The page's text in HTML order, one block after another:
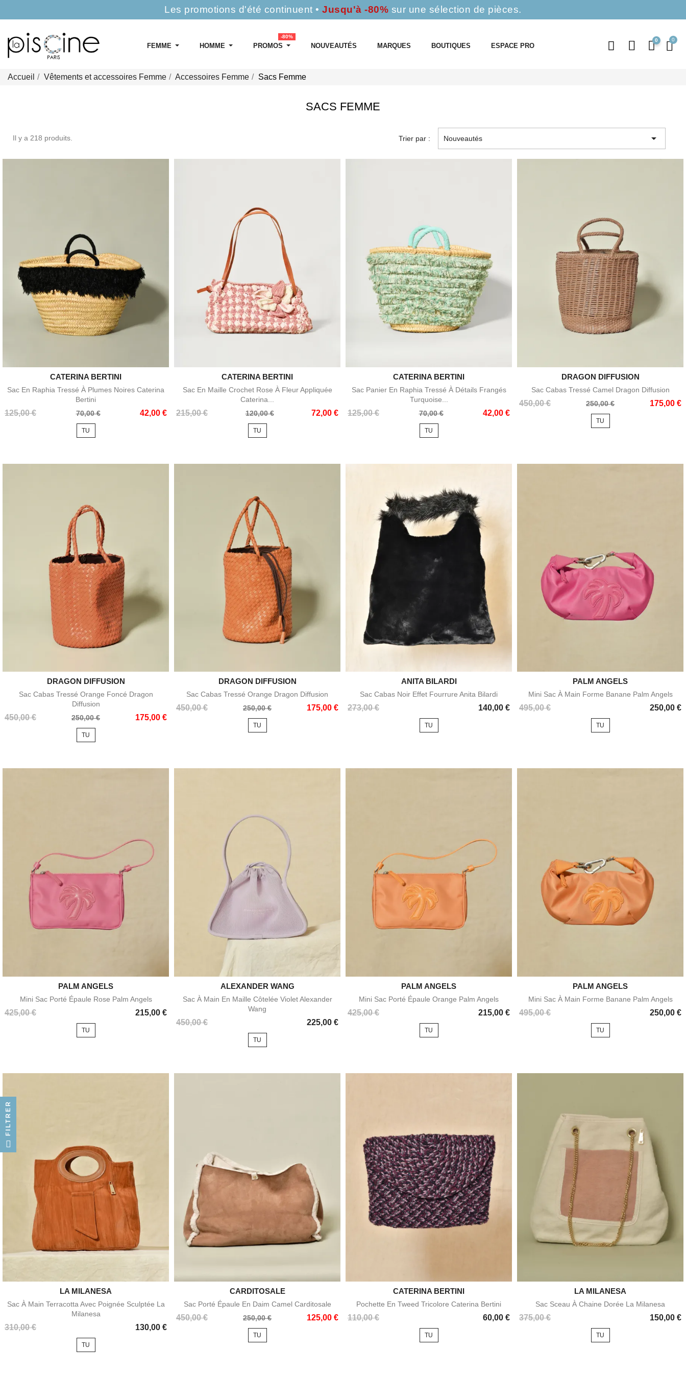
Les promotions d'été continuent •Jusqu'à -80% sur une sélection de pièces.
FEMME HOMME PROMOS
-80%
NOUVEAUTÉS MARQUES BOUTIQUES ESPACE PRO
0
Accueil Vêtements et accessoires Femme Accessoires Femme Sacs Femme
SACS FEMME
Il y a 218 produits. Trier par : Nouveautés 
Aperçu rapide
CATERINA BERTINI
Sac En Raphia Tressé À Plumes Noires Caterina
Bertini
125,00 €
Prix
70,00 € 42,00 €
Prix
TU
Aperçu rapide
CATERINA BERTINI
Sac En Maille Crochet Rose À Fleur Appliquée
Caterina...
215,00 €
Prix
120,00 € 72,00 €
Prix
TU
Aperçu rapide
CATERINA BERTINI
Sac Panier En Raphia Tressé À Détails Frangés
Turquoise...
125,00 €
Prix
70,00 € 42,00 €
Prix
TU
Aperçu rapide
DRAGON DIFFUSION
Sac Cabas Tressé Camel Dragon Diffusion
450,00 €
Prix
250,00 € 175,00 €
Prix
TU
Aperçu rapide
DRAGON DIFFUSION
Sac Cabas Tressé Orange Foncé Dragon
Diffusion
450,00 €
Prix
250,00 € 175,00 €
Prix
TU
Aperçu rapide
DRAGON DIFFUSION
Sac Cabas Tressé Orange Dragon Diffusion
450,00 €
Prix
250,00 € 175,00 €
Prix
TU
Aperçu rapide
ANITA BILARDI
Sac Cabas Noir Effet Fourrure Anita Bilardi
273,00 € 140,00 €
Prix
TU
Aperçu rapide
PALM ANGELS
Mini Sac À Main Forme Banane Palm Angels
495,00 € 250,00 €
Prix
TU
Aperçu rapide
PALM ANGELS
Mini Sac Porté Épaule Rose Palm Angels
425,00 € 215,00 €
Prix
TU
Aperçu rapide
ALEXANDER WANG
Sac À Main En Maille Côtelée Violet Alexander
Wang
450,00 € 225,00 €
Prix
TU
Aperçu rapide
PALM ANGELS
Mini Sac Porté Épaule Orange Palm Angels
425,00 € 215,00 €
Prix
TU
Aperçu rapide
PALM ANGELS
Mini Sac À Main Forme Banane Palm Angels
495,00 € 250,00 €
Prix
TU
Aperçu rapide
LA MILANESA
Sac À Main Terracotta Avec Poignée Sculptée La
Milanesa
310,00 € 130,00 €
Prix
TU
Aperçu rapide
CARDITOSALE
Sac Porté Épaule En Daim Camel Carditosale
450,00 €
Prix
250,00 € 125,00 €
Prix
TU
Aperçu rapide
CATERINA BERTINI
Pochette En Tweed Tricolore Caterina Bertini
110,00 € 60,00 €
Prix
TU
Aperçu rapide
LA MILANESA
Sac Sceau À Chaine Dorée La Milanesa
375,00 € 150,00 €
Prix
TU
FILTRER